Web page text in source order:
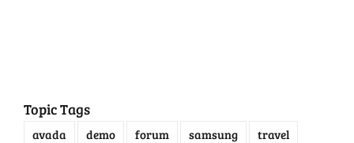
Topic Tags
avada demo forum samsung travel